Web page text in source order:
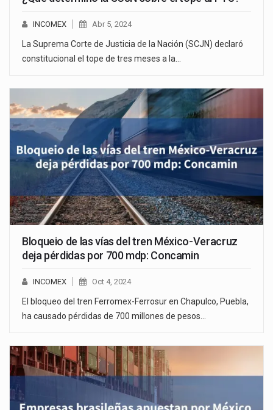
INCOMEX Abr 5, 2024
La Suprema Corte de Justicia de la Nación (SCJN) declaró
constitucional el tope de tres meses a la…
Bloqueio de las vías del tren México-Veracruz
deja pérdidas por 700 mdp: Concamin
INCOMEX Oct 4, 2024
El bloqueo del tren Ferromex-Ferrosur en Chapulco, Puebla,
ha causado pérdidas de 700 millones de pesos…